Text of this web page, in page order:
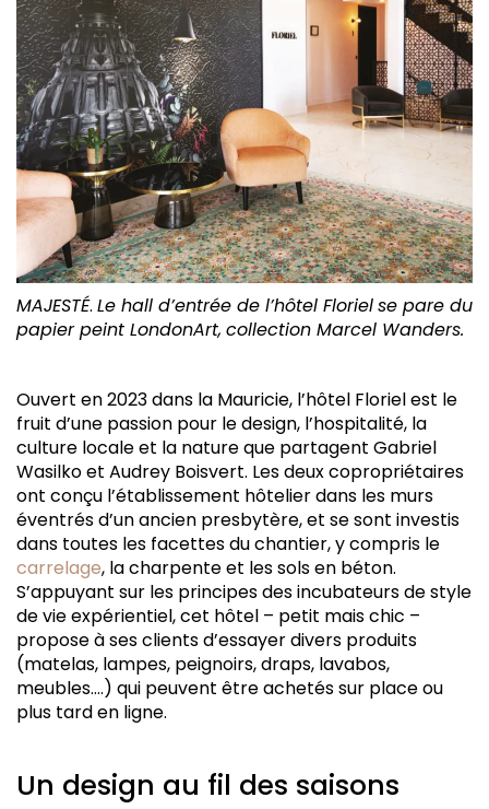
MAJESTÉ. Le hall d’entrée de l’hôtel Florielse pare du
papier peint LondonArt, collection Marcel Wanders.
Ouvert en 2023 dans la Mauricie, l’hôtel Floriel est le
fruit d’une passion pour le design, l’hospitalité, la
culture locale et la nature que partagent Gabriel
Wasilko et Audrey Boisvert. Les deux copropriétaires
ont conçu l’établissement hôtelier dans les murs
éventrés d’un ancien presbytère, et se sont investis
dans toutes les facettes du chantier, y compris le
carrelage, la charpente et les sols en béton.
S’appuyant sur les principes des incubateurs de style
de vie expérientiel, cet hôtel – petit mais chic –
propose à ses clients d’essayer divers produits
(matelas, lampes, peignoirs, draps, lavabos,
meubles….) qui peuvent être achetés sur place ou
plus tard en ligne.
Un design au fil des saisons